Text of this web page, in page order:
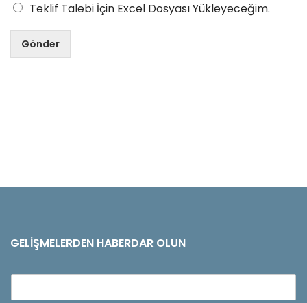
Teklif Talebi İçin Excel Dosyası Yükleyeceğim.
Gönder
GELIŞMELERDEN HABERDAR OLUN